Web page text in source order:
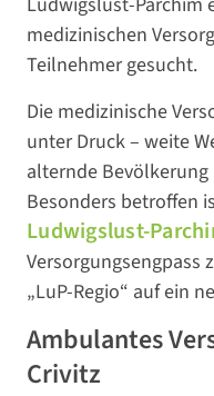
medizinischen
Teilnehmer gesucht.
Die medizinische
unter Druck – weite
alternde
Besonders betroffen
Ludwigslust-
Versorgungsengpass
„LuP-Regio“ auf ein
Ambulantes
Crivitz